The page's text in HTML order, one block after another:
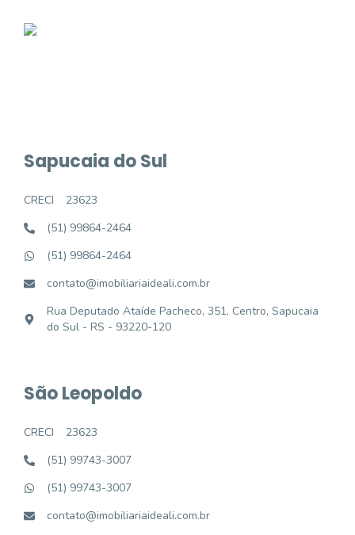
Sapucaia do Sul
CRECI
23623
(51) 99864-2464
(51) 99864-2464
contato@imobiliariaideali.com.br
Rua Deputado Ataíde Pacheco, 351, Centro, Sapucaia
do Sul - RS - 93220-120
São Leopoldo
CRECI
23623
(51) 99743-3007
(51) 99743-3007
contato@imobiliariaideali.com.br